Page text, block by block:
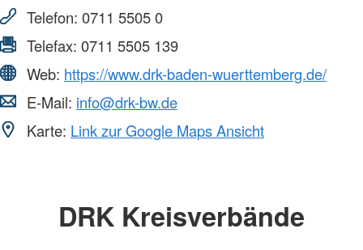
Telefon: 0711 5505 0
Telefax: 0711 5505 139
Web: https://www.drk-baden-wuerttemberg.de/
E-Mail: info@drk-bw.de
Karte: Link zur Google Maps Ansicht
DRK Kreisverbände